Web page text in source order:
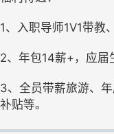
1、入职导师1V1带教
2、年包14薪+，应届
3、全员带薪旅游、
补贴等。